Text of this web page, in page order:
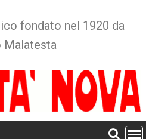
fondato nel 1920 da
Malatesta